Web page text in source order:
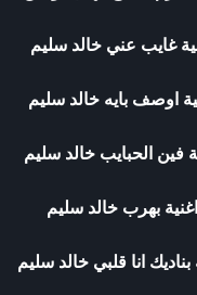
غايب عني خالد سليم
اوصف بايه خالد سليم
فين الحبايب خالد سليم
بهرب خالد سليم
انا قلبي خالد سليم